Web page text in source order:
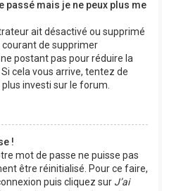
passé mais je ne peux plus me
ait désactivé ou supprimé
de supprimer
postant pas pour réduire la
cela vous arrive, tentez de
investi sur le forum.
!
mot de passe ne puisse pas
être réinitialisé. Pour ce faire,
puis cliquez sur J’ai